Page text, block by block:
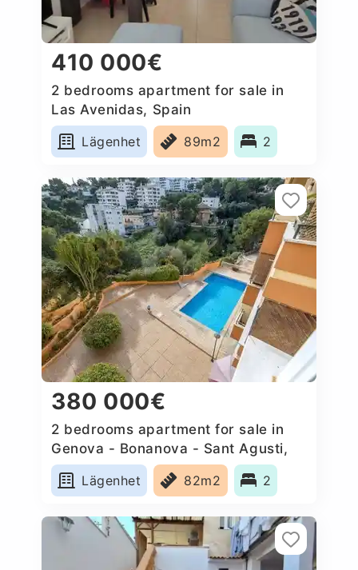
410 000€
2 bedrooms apartment for sale in
Las Avenidas, Spain
Lägenhet
89m2 2
380 000€
2 bedrooms apartment for sale in
Genova - Bonanova - Sant Agusti,
Spain
Lägenhet
82m2 2